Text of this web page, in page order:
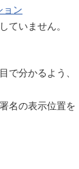
ョン
ていません。
で分かるよう、
名の表示位置を